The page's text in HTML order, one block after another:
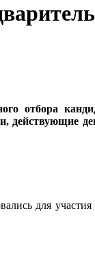
отбора
действующие
для